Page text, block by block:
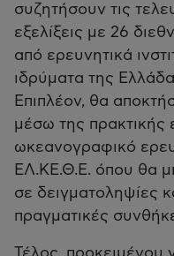
συζητήσουν τις
εξελίξεις με 26
από ερευνητικά
ιδρύματα της
Επιπλέον, θα
μέσω της πρακτικής
ωκεανογραφικό
ΕΛ.ΚΕ.Θ.Ε. όπου θα
σε δειγματοληψίες
πραγματικές